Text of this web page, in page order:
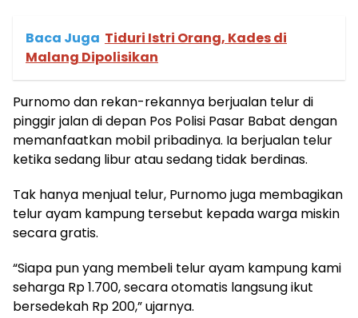
Baca Juga Tiduri Istri Orang, Kades di
Malang Dipolisikan
Purnomo dan rekan-rekannya berjualan telur di
pinggir jalan di depan Pos Polisi Pasar Babat dengan
memanfaatkan mobil pribadinya. Ia berjualan telur
ketika sedang libur atau sedang tidak berdinas.
Tak hanya menjual telur, Purnomo juga membagikan
telur ayam kampung tersebut kepada warga miskin
secara gratis.
“Siapa pun yang membeli telur ayam kampung kami
seharga Rp 1.700, secara otomatis langsung ikut
bersedekah Rp 200,” ujarnya.